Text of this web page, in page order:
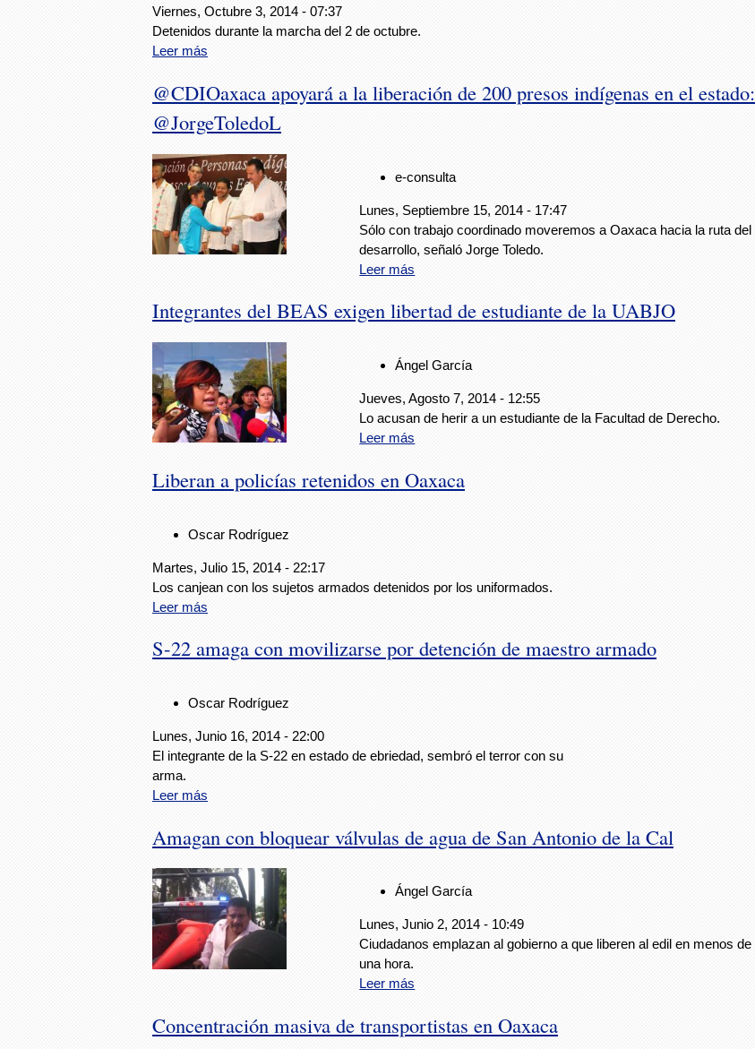
Viernes, Octubre 3, 2014 - 07:37
Detenidos durante la marcha del 2 de octubre.
Leer más
@CDIOaxaca apoyará a la liberación de 200 presos indígenas en el estado:
@JorgeToledoL
e-consulta
Lunes, Septiembre 15, 2014 - 17:47
Sólo con trabajo coordinado moveremos a Oaxaca hacia la ruta del
desarrollo, señaló Jorge Toledo.
Leer más
Integrantes del BEAS exigen libertad de estudiante de la UABJO
Ángel García
Jueves, Agosto 7, 2014 - 12:55
Lo acusan de herir a un estudiante de la Facultad de Derecho.
Leer más
Liberan a policías retenidos en Oaxaca
Oscar Rodríguez
Martes, Julio 15, 2014 - 22:17
Los canjean con los sujetos armados detenidos por los uniformados.
Leer más
S-22 amaga con movilizarse por detención de maestro armado
Oscar Rodríguez
Lunes, Junio 16, 2014 - 22:00
El integrante de la S-22 en estado de ebriedad, sembró el terror con su
arma.
Leer más
Amagan con bloquear válvulas de agua de San Antonio de la Cal
Ángel García
Lunes, Junio 2, 2014 - 10:49
Ciudadanos emplazan al gobierno a que liberen al edil en menos de
una hora.
Leer más
Concentración masiva de transportistas en Oaxaca